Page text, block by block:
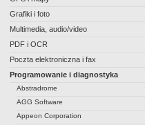
Grafiki i foto
Multimedia, audio/video
PDF i OCR
Poczta elektroniczna i fax
Programowanie i diagnostyka
Abstradrome
AGG Software
Appeon Corporation